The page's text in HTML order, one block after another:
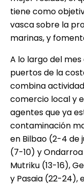
tiene como
vasca sobre la
marinas, y
A lo largo del mes
puertos de la
combina
comercio local y
agentes que ya
contaminación
en Bilbao (2-4 de
(7-10) y Ondarroa
Mutriku (13-16),
y Pasaia (22-24),